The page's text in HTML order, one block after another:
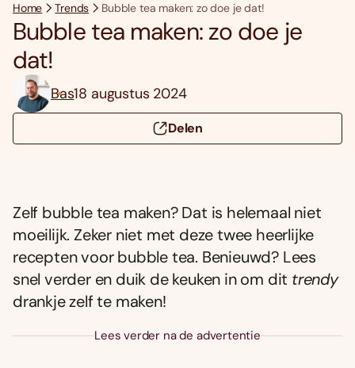
Home Trends Bubble tea maken: zo doe je dat!
Bubble tea maken: zo doe je
dat!
Bas18 augustus 2024
Delen
Zelf bubble tea maken? Dat is helemaal niet
moeilijk. Zeker niet met deze twee heerlijke
recepten voor bubble tea. Benieuwd? Lees
snel verder en duik de keuken in om dit trendy
drankje zelf te maken!
Lees verder na de advertentie